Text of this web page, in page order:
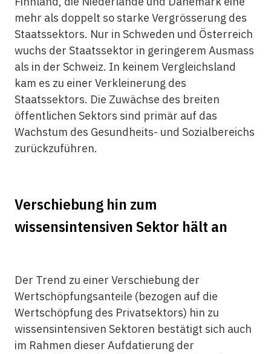
mehr als doppelt so starke Vergrösserung des
Staats­sektors. Nur in Schweden und Österreich
wuchs der Staatssektor in geringerem Ausmass
als in der Schweiz. In keinem Vergleichsland
kam es zu einer Verkleinerung des
Staatssektors. Die Zuwächse des breiten
öffentlichen Sektors sind primär auf das
Wachstum des Gesundheits- und Sozial­bereichs
zurückzuführen.
Verschiebung hin zum
wissensintensiven Sektor hält an
Der Trend zu einer Verschiebung der
Wertschöpfungsanteile (bezogen auf die
Wertschöpfung des Privatsektors) hin zu
wissensintensiven Sektoren bestätigt sich auch
im Rahmen dieser Aufdatierung der